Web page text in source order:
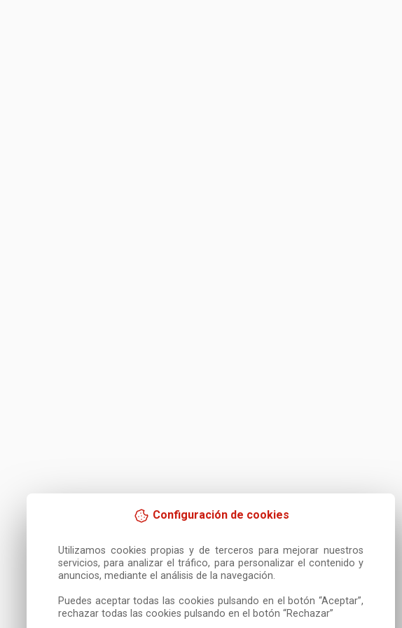
Configuración de cookies
Utilizamos cookies propias y de terceros para mejorar nuestros
servicios, para analizar el tráfico, para personalizar el contenido y
anuncios, mediante el análisis de la navegación.
Puedes aceptar todas las cookies pulsando en el botón “Aceptar”,
rechazar todas las cookies pulsando en el botón “Rechazar”